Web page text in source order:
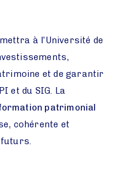
à l’Université de
et de garantir
et du SIG. La
patrimonial
cohérente et
futurs.